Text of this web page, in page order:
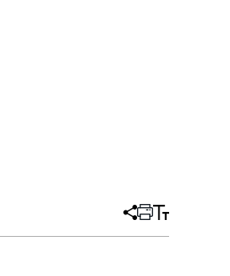
分
文
打 调
大